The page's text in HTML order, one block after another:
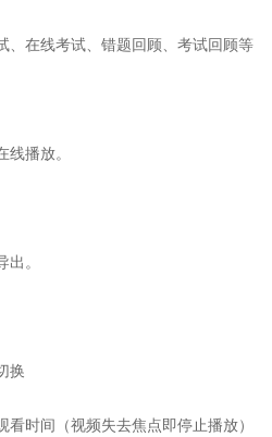
、在线考试、错题回顾、考试回顾等
播放。
。
换
时间（视频失去焦点即停止播放）